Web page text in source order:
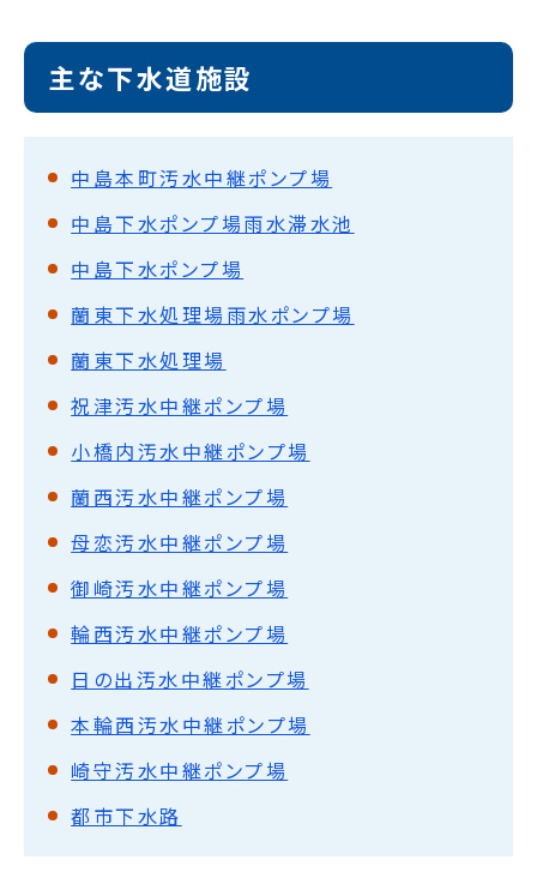
主な下水道施設
中島本町汚水中継ポンプ場
中島下水ポンプ場雨水滞水池
中島下水ポンプ場
蘭東下水処理場雨水ポンプ場
蘭東下水処理場
祝津汚水中継ポンプ場
小橋内汚水中継ポンプ場
蘭西汚水中継ポンプ場
母恋汚水中継ポンプ場
御崎汚水中継ポンプ場
輪西汚水中継ポンプ場
日の出汚水中継ポンプ場
本輪西汚水中継ポンプ場
崎守汚水中継ポンプ場
都市下水路